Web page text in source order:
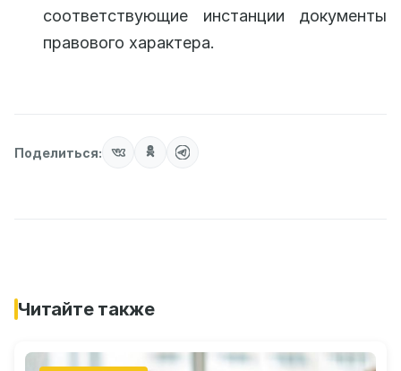
соответствующие инстанции документы
правового характера.
Поделиться:
Читайте также